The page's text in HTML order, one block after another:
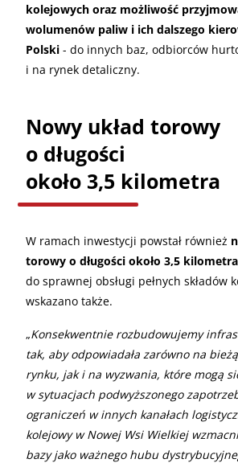
kolejowych oraz możliwość
wolumenów paliw i ich dalszego
Polski - do innych baz, odbiorców
i na rynek detaliczny.
Nowy układ torowy
o długości
około 3,5 kilometra
W ramach inwestycji powstał również
torowy o długości około 3,5 kilometra
do sprawnej obsługi pełnych składów
wskazano także.
„Konsekwentnie rozbudowujemy
tak, aby odpowiadała zarówno na
rynku, jak i na wyzwania, które mogą
w sytuacjach podwyższonego
ograniczeń w innych kanałach
kolejowy w Nowej Wsi Wielkiej
bazy jako ważnego hubu